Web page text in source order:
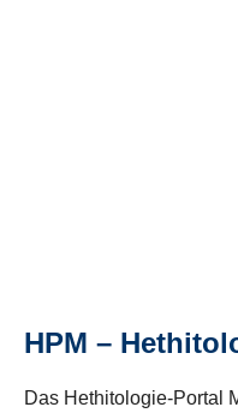
HPM –
Das Hethitologie-Portal